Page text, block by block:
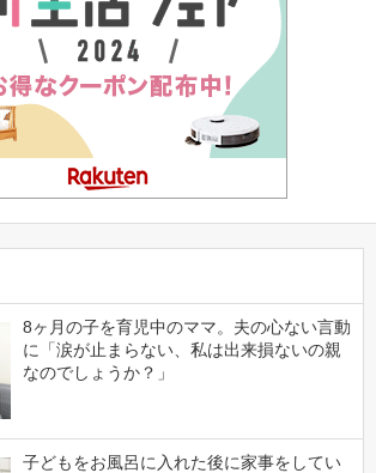
8ヶ月の子を育児中のママ。夫の心ない言動
に「涙が止まらない、私は出来損ないの親
なのでしょうか？」
子どもをお風呂に入れた後に家事をしてい